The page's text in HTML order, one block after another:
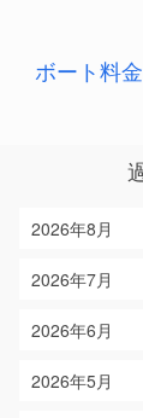
ボート料金
2026年8月
2026年7月
2026年6月
2026年5月